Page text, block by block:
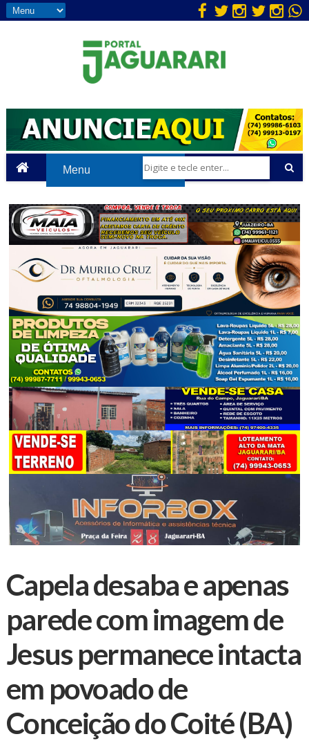
Capela desaba e apenas
parede com imagem de
Jesus permanece intacta
em povoado de
Conceição do Coité (BA)